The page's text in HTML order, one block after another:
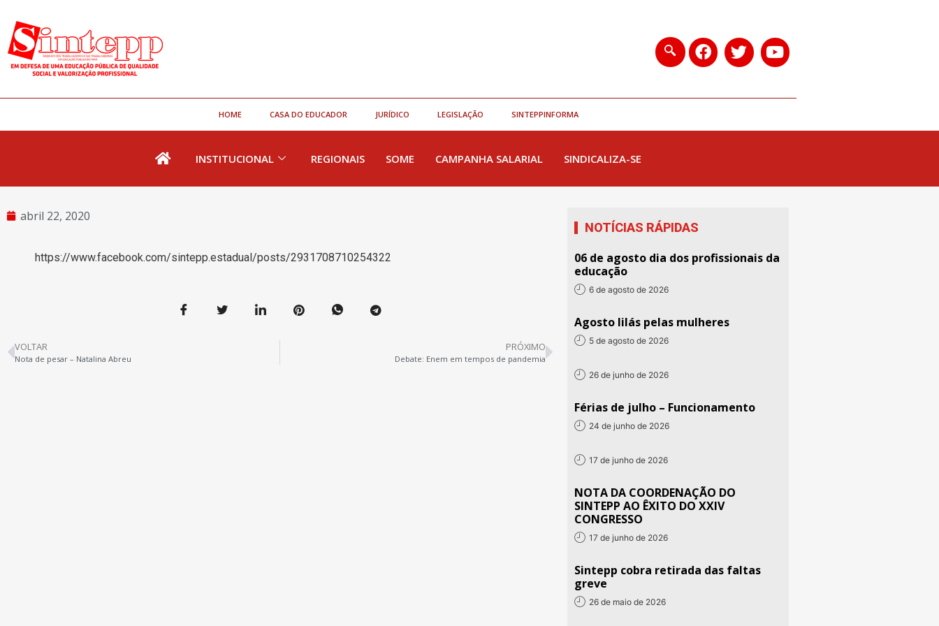
HOME CASA DO EDUCADOR JURÍDICO LEGISLAÇÃO SINTEPPINFORMA
INSTITUCIONAL REGIONAIS SOME CAMPANHA SALARIAL SINDICALIZA-SE
abril 22, 2020
https://www.facebook.com/sintepp.estadual/posts/2931708710254322
VOLTAR
Nota de pesar – Natalina Abreu
PRÓXIMO
Debate: Enem em tempos de pandemia
NOTÍCIAS RÁPIDAS
06 de agosto dia dos profissionais da
educação
6 de agosto de 2026
Agosto lilás pelas mulheres
5 de agosto de 2026
26 de junho de 2026
Férias de julho – Funcionamento
24 de junho de 2026
17 de junho de 2026
NOTA DA COORDENAÇÃO DO
SINTEPP AO ÊXITO DO XXIV
CONGRESSO
17 de junho de 2026
Sintepp cobra retirada das faltas
greve
26 de maio de 2026